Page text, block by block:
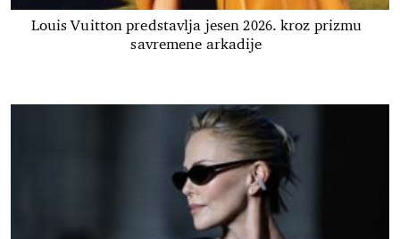
Louis Vuitton predstavlja jesen 2026. kroz prizmu
savremene arkadije